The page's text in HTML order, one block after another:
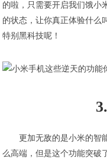
的啦，只需要开启我们饿小
的状态，让你真正体验什么
特别黑科技呢！
更加无敌的是小米的智
么高端，但是这个功能突破